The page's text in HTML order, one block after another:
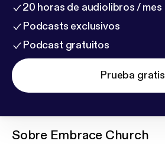
20 horas de audiolibros / mes
Podcasts exclusivos
Podcast gratuitos
Prueba gratis
Sobre Embrace Church